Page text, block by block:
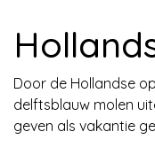
Door de Hollandse
delftsblauw molen
geven als vakantie